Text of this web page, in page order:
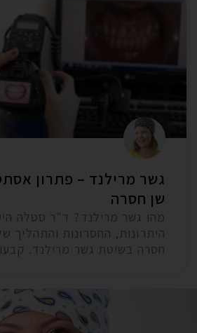
גשר מרילנד – פתרון
שן חסרה
מהו גשר מרילנד? ד"ר סטלה
היתרונות, החסרונות והתהליך
חסרה בשיטת גשר מרילנד.